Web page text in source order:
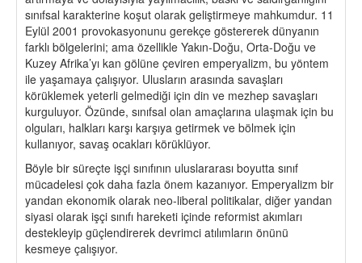
sınıfsal karakterine koşut olarak geliştirmeye mahkumdur. 11
Eylül 2001 provokasyonunu gerekçe göstererek dünyanın
farklı bölgelerini; ama özellikle Yakın-Doğu, Orta-Doğu ve
Kuzey Afrika’yı kan gölüne çeviren emperyalizm, bu yöntem
ile yaşamaya çalışıyor. Ulusların arasında savaşları
körüklemek yeterli gelmediği için din ve mezhep savaşları
kurguluyor. Özünde, sınıfsal olan amaçlarına ulaşmak için bu
olguları, halkları karşı karşıya getirmek ve bölmek için
kullanıyor, savaş ocakları körüklüyor.
Böyle bir süreçte işçi sınıfının uluslararası boyutta sınıf
mücadelesi çok daha fazla önem kazanıyor. Emperyalizm bir
yandan ekonomik olarak neo-liberal politikalar, diğer yandan
siyasi olarak işçi sınıfı hareketi içinde reformist akımları
destekleyip güçlendirerek devrimci atılımların önünü
kesmeye çalışıyor.